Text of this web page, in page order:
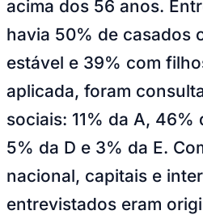
acima dos 56 anos.
havia 50% de casados
estável e 39% com
aplicada, foram
sociais: 11% da A, 46%
5% da D e 3% da E.
nacional, capitais e
entrevistados eram